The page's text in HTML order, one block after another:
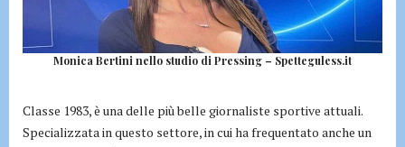
Monica Bertini nello studio di Pressing – Spetteguless.it
Classe 1983, è una delle più belle giornaliste sportive attuali.
Specializzata in questo settore, in cui ha frequentato anche un